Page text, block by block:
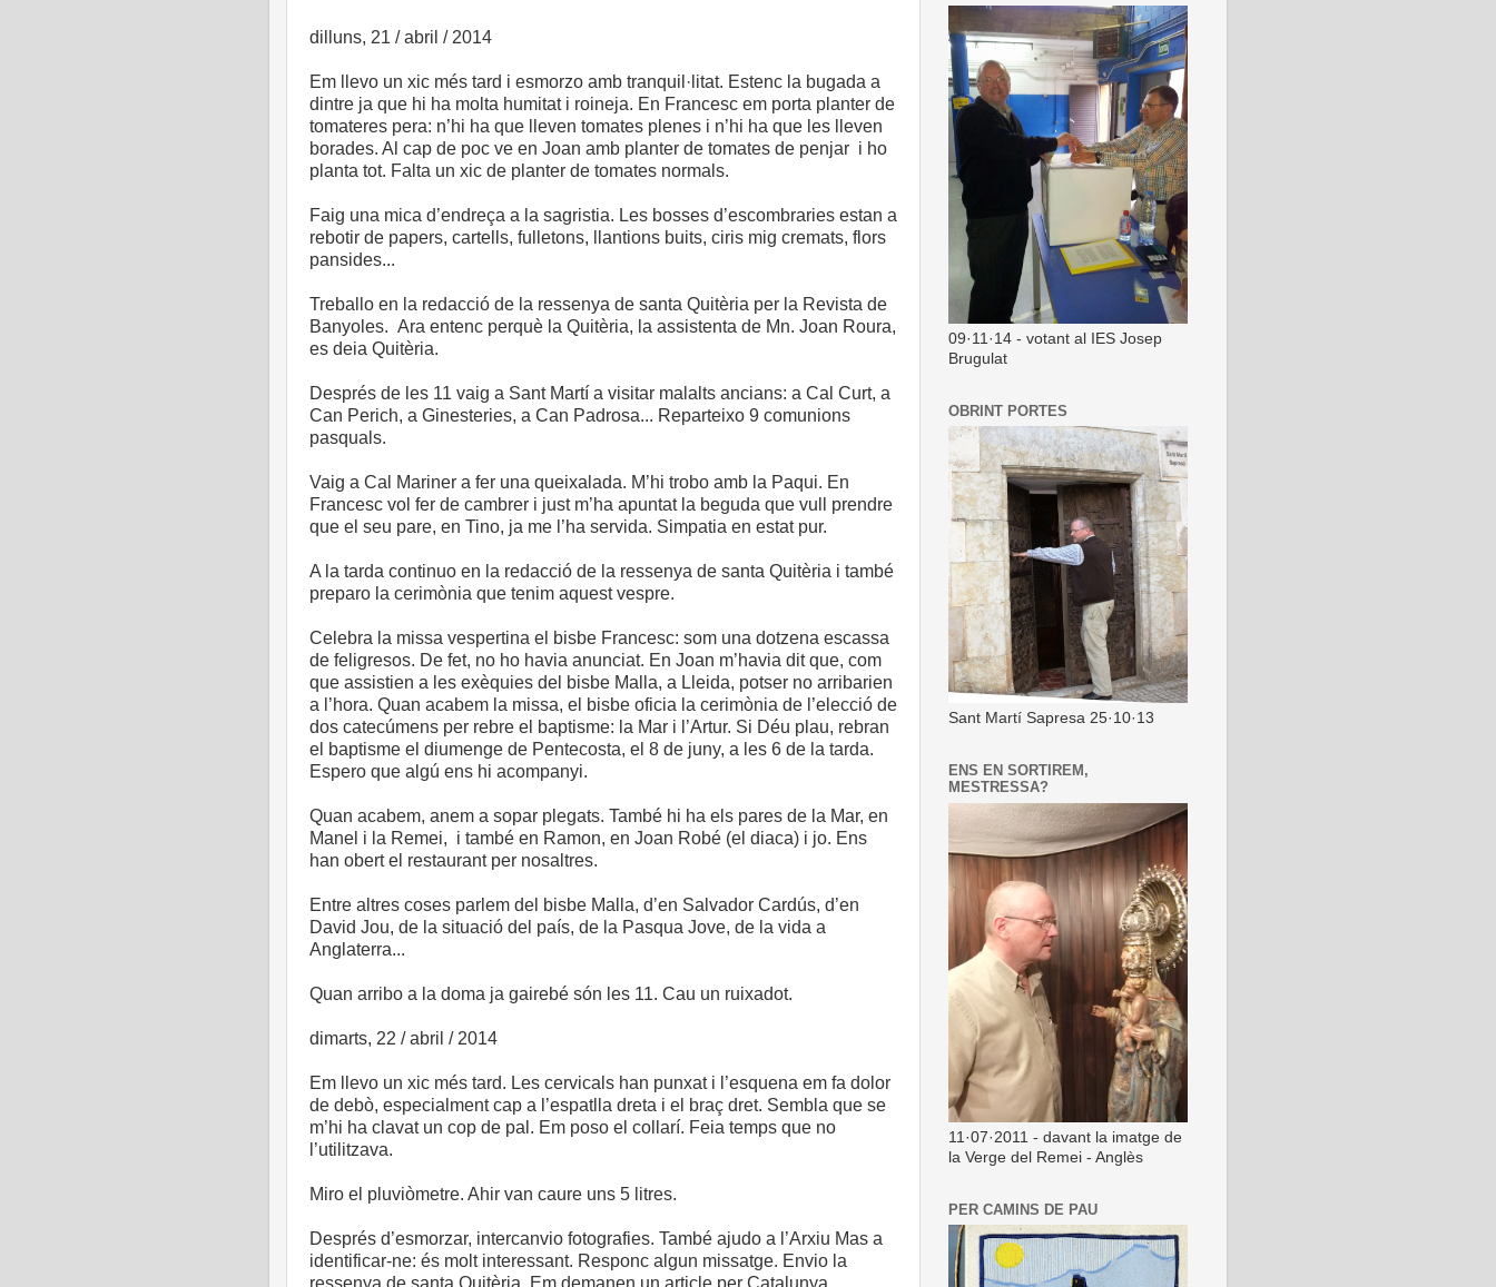
dilluns, 21 / abril / 2014
Em llevo un xic més tard i esmorzo amb tranquil·litat. Estenc la bugada a
dintre ja que hi ha molta humitat i roineja. En Francesc em porta planter de
tomateres pera: n’hi ha que lleven tomates plenes i n’hi ha que les lleven
borades. Al cap de poc ve en Joan amb planter de tomates de penjar i ho
planta tot. Falta un xic de planter de tomates normals.
Faig una mica d’endreça a la sagristia. Les bosses d’escombraries estan a
rebotir de papers, cartells, fulletons, llantions buits, ciris mig cremats, flors
pansides...
Treballo en la redacció de la ressenya de santa Quitèria per la Revista de
Banyoles. Ara entenc perquè la Quitèria, la assistenta de Mn. Joan Roura,
es deia Quitèria.
Després de les 11 vaig a Sant Martí a visitar malalts ancians: a Cal Curt, a
Can Perich, a Ginesteries, a Can Padrosa... Reparteixo 9 comunions
pasquals.
Vaig a Cal Mariner a fer una queixalada. M’hi trobo amb la Paqui. En
Francesc vol fer de cambrer i just m’ha apuntat la beguda que vull prendre
que el seu pare, en Tino, ja me l’ha servida. Simpatia en estat pur.
A la tarda continuo en la redacció de la ressenya de santa Quitèria i també
preparo la cerimònia que tenim aquest vespre.
Celebra la missa vespertina el bisbe Francesc: som una dotzena escassa
de feligresos. De fet, no ho havia anunciat. En Joan m’havia dit que, com
que assistien a les exèquies del bisbe Malla, a Lleida, potser no arribarien
a l’hora. Quan acabem la missa, el bisbe oficia la cerimònia de l’elecció de
dos catecúmens per rebre el baptisme: la Mar i l’Artur. Si Déu plau, rebran
el baptisme el diumenge de Pentecosta, el 8 de juny, a les 6 de la tarda.
Espero que algú ens hi acompanyi.
Quan acabem, anem a sopar plegats. També hi ha els pares de la Mar, en
Manel i la Remei, i també en Ramon, en Joan Robé (el diaca) i jo. Ens
han obert el restaurant per nosaltres.
Entre altres coses parlem del bisbe Malla, d’en Salvador Cardús, d’en
David Jou, de la situació del país, de la Pasqua Jove, de la vida a
Anglaterra...
Quan arribo a la doma ja gairebé són les 11. Cau un ruixadot.
dimarts, 22 / abril / 2014
Em llevo un xic més tard. Les cervicals han punxat i l’esquena em fa dolor
de debò, especialment cap a l’espatlla dreta i el braç dret. Sembla que se
m’hi ha clavat un cop de pal. Em poso el collarí. Feia temps que no
l’utilitzava.
Miro el pluviòmetre. Ahir van caure uns 5 litres.
Després d’esmorzar, intercanvio fotografies. També ajudo a l’Arxiu Mas a
identificar-ne: és molt interessant. Responc algun missatge. Envio la
ressenya de santa Quitèria. Em demanen un article per Catalunya
09·11·14 - votant al IES Josep
Brugulat
OBRINT PORTES
Sant Martí Sapresa 25·10·13
ENS EN SORTIREM,
MESTRESSA?
11·07·2011 - davant la imatge de
la Verge del Remei - Anglès
PER CAMINS DE PAU